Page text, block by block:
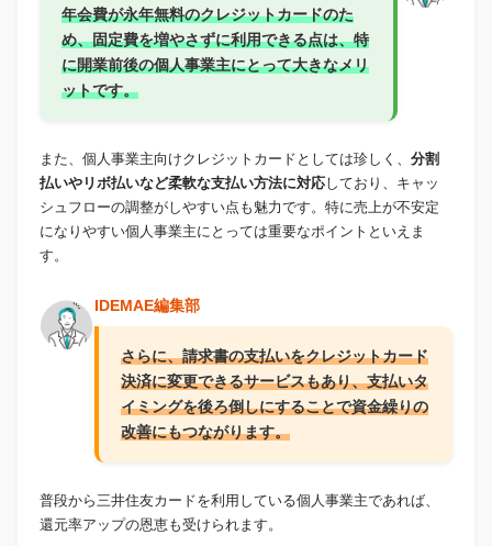
年会費が永年無料のクレジットカードのた
め、固定費を増やさずに利用できる点は、特
に開業前後の個人事業主にとって大きなメリ
ットです。
また、個人事業主向けクレジットカードとしては珍しく、 分割
払いやリボ払いなど柔軟な支払い方法に対応しており、キャッ
シュフローの調整がしやすい点も魅力です。特に売上が不安定
になりやすい個人事業主にとっては重要なポイントといえま
す。
IDEMAE編集部
さらに、請求書の支払いをクレジットカード
決済に変更できるサービスもあり、支払いタ
イミングを後ろ倒しにすることで資金繰りの
改善にもつながります。
普段から三井住友カードを利用している個人事業主であれば、
還元率アップの恩恵も受けられます。